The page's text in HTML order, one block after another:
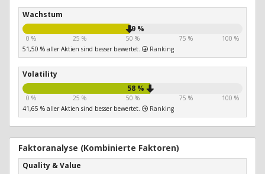
Wachstum
49 %
0 % 25 % 50 % 75 %
100 %
51,50 % aller Aktien sind besser bewertet.
Ranking
Volatility
58 %
0 % 25 % 50 % 75 %
100 %
41,65 % aller Aktien sind besser bewertet.
Ranking
Faktoranalyse (Kombinierte Faktoren)
Quality & Value